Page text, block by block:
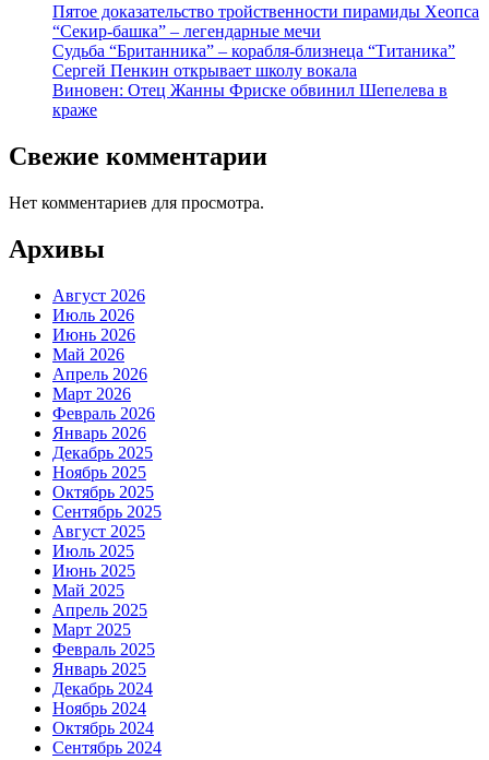
Пятое доказательство тройственности пирамиды Хеопса
“Секир-башка” – легендарные мечи
Судьба “Британника” – корабля-близнеца “Титаника”
Сергей Пенкин открывает школу вокала
Виновен: Отец Жанны Фриске обвинил Шепелева в
краже
Свежие комментарии
Нет комментариев для просмотра.
Архивы
Август 2026
Июль 2026
Июнь 2026
Май 2026
Апрель 2026
Март 2026
Февраль 2026
Январь 2026
Декабрь 2025
Ноябрь 2025
Октябрь 2025
Сентябрь 2025
Август 2025
Июль 2025
Июнь 2025
Май 2025
Апрель 2025
Март 2025
Февраль 2025
Январь 2025
Декабрь 2024
Ноябрь 2024
Октябрь 2024
Сентябрь 2024